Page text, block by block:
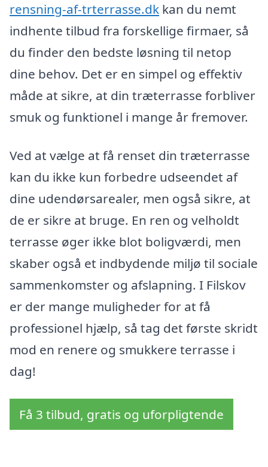
rensning-af-trterrasse.dk kan du nemt
indhente tilbud fra forskellige firmaer, så
du finder den bedste løsning til netop
dine behov. Det er en simpel og effektiv
måde at sikre, at din træterrasse forbliver
smuk og funktionel i mange år fremover.
Ved at vælge at få renset din træterrasse
kan du ikke kun forbedre udseendet af
dine udendørsarealer, men også sikre, at
de er sikre at bruge. En ren og velholdt
terrasse øger ikke blot boligværdi, men
skaber også et indbydende miljø til sociale
sammenkomster og afslapning. I Filskov
er der mange muligheder for at få
professionel hjælp, så tag det første skridt
mod en renere og smukkere terrasse i
dag!
Få 3 tilbud, gratis og uforpligtende